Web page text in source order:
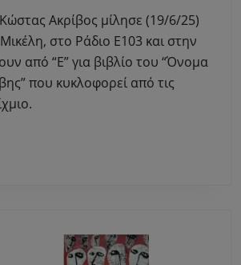
Μαρκέλλα
Μικέλη
για
βιβλίο
στο Ράδιο Ε103 και στην
από “Ε” για βιβλίο του “Όνομα
που κυκλοφορεί από τις